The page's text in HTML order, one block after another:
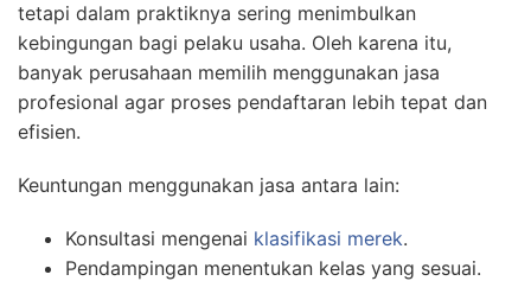
tetapi dalam praktiknya sering menimbulkan
kebingungan bagi pelaku usaha. Oleh karena itu,
banyak perusahaan memilih menggunakan jasa
profesional agar proses pendaftaran lebih tepat dan
efisien.
Keuntungan menggunakan jasa antara lain:
Konsultasi mengenai klasifikasi merek.
Pendampingan menentukan kelas yang sesuai.